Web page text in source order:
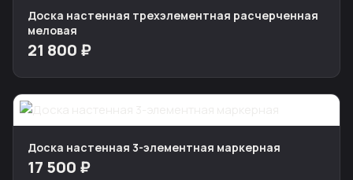
Доска настенная трехэлементная расчерченная
меловая
21 800 ₽
Доска настенная 3-элементная маркерная
17 500 ₽